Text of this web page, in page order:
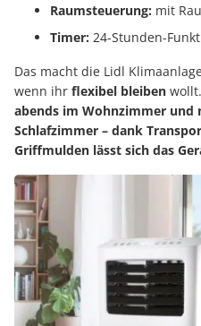
Raumsteuerung: mit
Timer: 24-Stunden-
Das macht die Lidl
wenn ihr flexibel bleiben wollt.
abends im Wohnzimmer und
Schlafzimmer – dank
Griffmulden lässt sich das